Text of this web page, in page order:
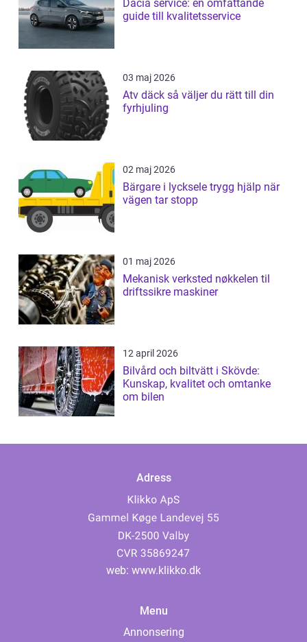
Dacia service: en omfattande
guide till kvalitetsservice
03 maj 2026
Atv däck så väljer du rätt till din
fyrhjuling
02 maj 2026
Bärgare i lycksele trygg hjälp när
vägen tar stopp
01 maj 2026
Mekanisk verksted nøkkelen til
driftssikre maskiner
12 april 2026
Bilvård och biltvätt i Skövde:
Kunskap, kvalitet och omtanke
om bilen
Adress
web: www.klikko.dk
Menu
Annonsering